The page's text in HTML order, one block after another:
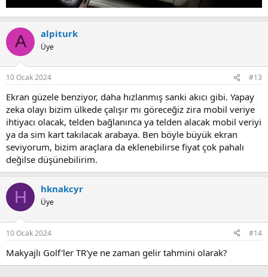
A alpiturk
Üye
10 Ocak 2024 #13
Ekran güzele benziyor, daha hızlanmış sanki akıcı gibi. Yapay
zeka olayı bizim ülkede çalışır mı göreceğiz zira mobil veriye
ihtiyacı olacak, telden bağlanınca ya telden alacak mobil veriyi
ya da sim kart takılacak arabaya. Ben böyle büyük ekran
seviyorum, bizim araçlara da eklenebilirse fiyat çok pahalı
değilse düşünebilirim.
H hknakcyr
Üye
10 Ocak 2024 #14
Makyajlı Golf'ler TR'ye ne zaman gelir tahmini olarak?